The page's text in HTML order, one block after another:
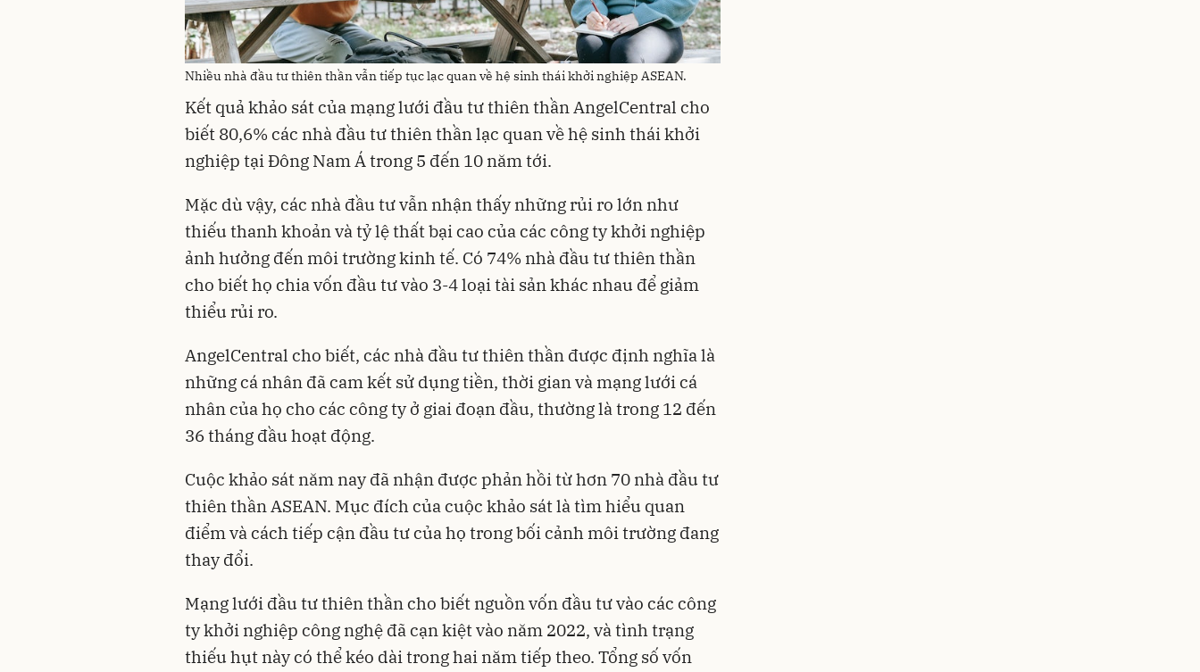
Nhiều nhà đầu tư thiên thần vẫn tiếp tục lạc quan về hệ sinh thái khởi nghiệp ASEAN.
Kết quả khảo sát của mạng lưới đầu tư thiên thần AngelCentral cho
biết 80,6% các nhà đầu tư thiên thần lạc quan về hệ sinh thái khởi
nghiệp tại Đông Nam Á trong 5 đến 10 năm tới.
Mặc dù vậy, các nhà đầu tư vẫn nhận thấy những rủi ro lớn như
thiếu thanh khoản và tỷ lệ thất bại cao của các công ty khởi nghiệp
ảnh hưởng đến môi trường kinh tế. Có 74% nhà đầu tư thiên thần
cho biết họ chia vốn đầu tư vào 3-4 loại tài sản khác nhau để giảm
thiểu rủi ro.
AngelCentral cho biết, các nhà đầu tư thiên thần được định nghĩa là
những cá nhân đã cam kết sử dụng tiền, thời gian và mạng lưới cá
nhân của họ cho các công ty ở giai đoạn đầu, thường là trong 12 đến
36 tháng đầu hoạt động.
Cuộc khảo sát năm nay đã nhận được phản hồi từ hơn 70 nhà đầu tư
thiên thần ASEAN. Mục đích của cuộc khảo sát là tìm hiểu quan
điểm và cách tiếp cận đầu tư của họ trong bối cảnh môi trường đang
thay đổi.
Mạng lưới đầu tư thiên thần cho biết nguồn vốn đầu tư vào các công
ty khởi nghiệp công nghệ đã cạn kiệt vào năm 2022, và tình trạng
thiếu hụt này có thể kéo dài trong hai năm tiếp theo. Tổng số vốn